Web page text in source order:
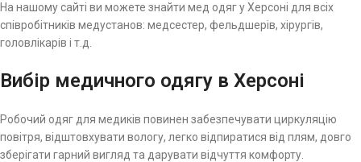
На нашому сайті ви можете знайти мед одяг у Херсоні для всіх
співробітників медустанов: медсестер, фельдшерів, хірургів,
головлікарів і т.д.
Вибір медичного одягу в Херсоні
Робочий одяг для медиків повинен забезпечувати циркуляцію
повітря, відштовхувати вологу, легко відпиратися від плям, довго
зберігати гарний вигляд та дарувати відчуття комфорту.